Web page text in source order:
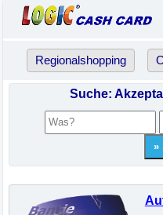
Regionalshopping
Suche: